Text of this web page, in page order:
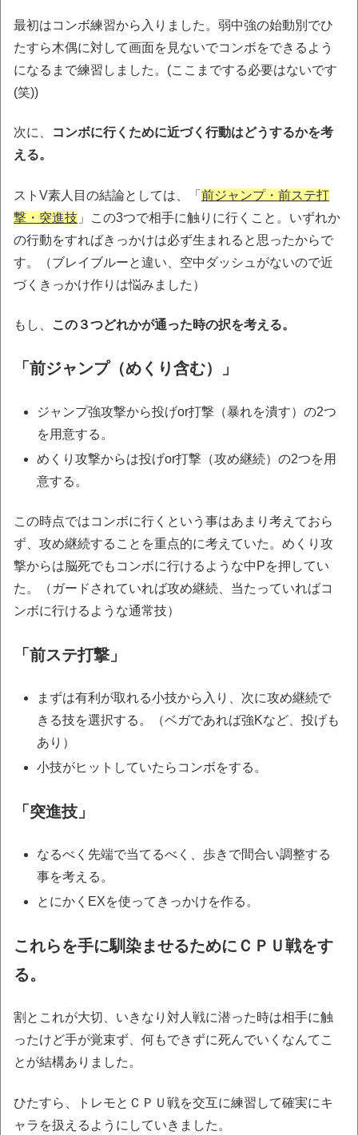
最初はコンボ練習から入りました。弱中強の始動別でひ
たすら木偶に対して画面を見ないでコンボをできるよう
になるまで練習しました。(ここまでする必要はないです
(笑))
次に、
コンボに行くために近づく行動はどうするかを考
える。
ストV素人目の結論としては、「 前ジャンプ・前ステ打
撃・突進技 」この3つで相手に触りに行くこと。いずれか
の行動をすればきっかけは必ず生まれると思ったからで
す。（ブレイブルーと違い、空中ダッシュがないので近
づくきっかけ作りは悩みました）
もし、 この３つどれかが通った時の択を考える。
「前ジャンプ（めくり含む）」
ジャンプ強攻撃から投げor打撃（暴れを潰す）の2つ
を用意する。
めくり攻撃からは投げor打撃（攻め継続）の2つを用
意する。
この時点ではコンボに行くという事はあまり考えておら
ず、攻め継続することを重点的に考えていた。めくり攻
撃からは脳死でもコンボに行けるような中Pを押してい
た。（ガードされていれば攻め継続、当たっていればコ
ンボに行けるような通常技）
「前ステ打撃」
まずは有利が取れる小技から入り、次に攻め継続で
きる技を選択する。（ベガであれば強Kなど、投げも
あり）
小技がヒットしていたらコンボをする。
「突進技」
なるべく先端で当てるべく、歩きで間合い調整する
事を考える。
とにかくEXを使ってきっかけを作る。
これらを手に馴染ませるためにＣＰＵ戦をす
る。
割とこれが大切、いきなり対人戦に潜った時は相手に触
ったけど手が覚束ず、何もできずに死んでいくなんてこ
とが結構ありました。
ひたすら、トレモとＣＰＵ戦を交互に練習して確実にキ
ャラを扱えるようにしていきました。